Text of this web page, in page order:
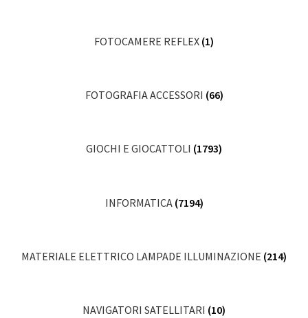
FOTOCAMERE REFLEX (1)
FOTOGRAFIA ACCESSORI (66)
GIOCHI E GIOCATTOLI (1793)
INFORMATICA (7194)
MATERIALE ELETTRICO LAMPADE ILLUMINAZIONE (214)
NAVIGATORI SATELLITARI (10)